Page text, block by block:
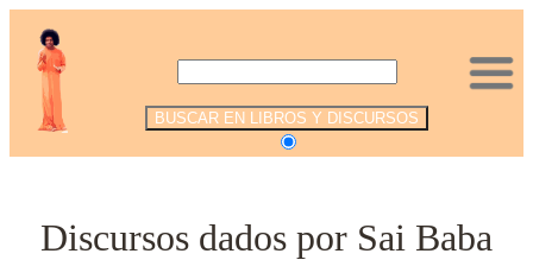
Discursos dados por Sai Baba